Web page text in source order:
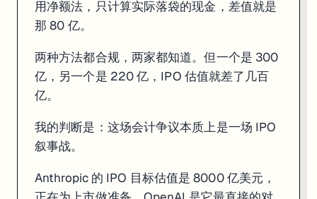
用净额法，只计算实际落袋的现金，差值就是
那 80 亿。
两种方法都合规，两家都知道。但一个是 300
亿，另一个是 220 亿，IPO 估值就差了几百
亿。
我的判断是：这场会计争议本质上是一场 IPO
叙事战。
Anthropic 的 IPO 目标估值是 8000 亿美元，